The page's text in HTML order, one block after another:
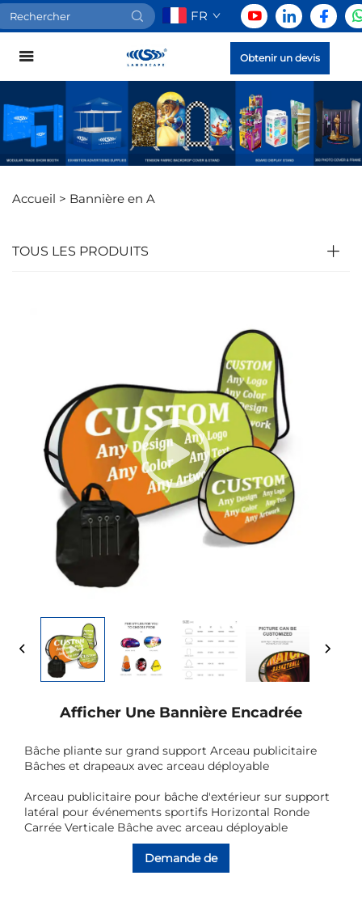
FR
Obtenir un devis
Accueil > Bannière en A
TOUS LES PRODUITS
Afficher Une Bannière Encadrée
Bâche pliante sur grand support Arceau publicitaire
Bâches et drapeaux avec arceau déployable
Arceau publicitaire pour bâche d'extérieur sur support
latéral pour événements sportifs Horizontal Ronde
Carrée Verticale Bâche avec arceau déployable
Demande de